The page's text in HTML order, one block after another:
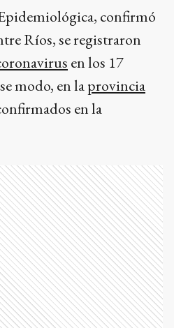
confirmó
Ríos, se registraron
en los 17
modo, en laprovincia
en la